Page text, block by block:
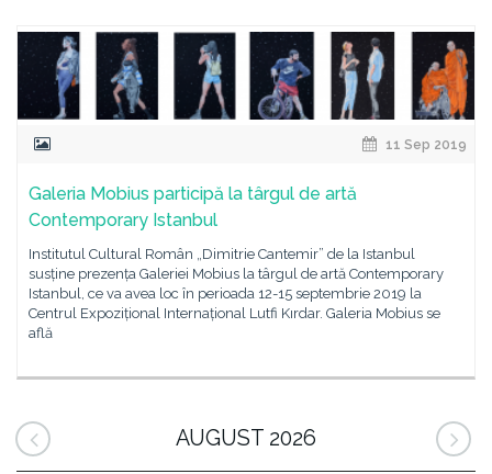
11 Sep 2019
Galeria Mobius participă la târgul de artă
Contemporary Istanbul
Institutul Cultural Român „Dimitrie Cantemir” de la Istanbul
susține prezența Galeriei Mobius la târgul de artă Contemporary
Istanbul, ce va avea loc în perioada 12-15 septembrie 2019 la
Centrul Expozițional Internațional Lutfi Kırdar. Galeria Mobius se
află
AUGUST 2026